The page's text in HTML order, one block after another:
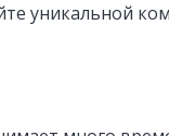
уникальной